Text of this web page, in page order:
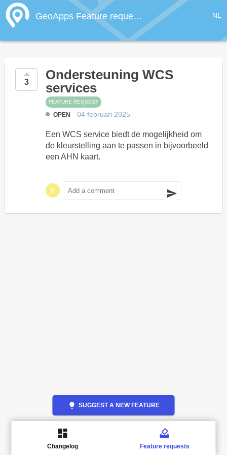
GeoApps Feature requests
3
Ondersteuning WCS
services
FEATURE REQUEST
OPEN 04 februari 2025
Een WCS service biedt de mogelijkheid om
de kleurstelling aan te passen in bijvoorbeeld
een AHN kaart.
lightbulb SUGGEST A NEW FEATURE
Changelog Feature requests